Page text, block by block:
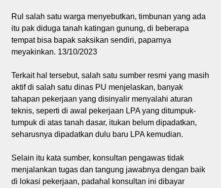
Rul salah satu warga menyebutkan, timbunan yang ada
itu pak diduga tanah katingan gunung, di beberapa
tempat bisa bapak saksikan sendiri, paparnya
meyakinkan. 13/10/2023
Terkait hal tersebut, salah satu sumber resmi yang masih
aktif di salah satu dinas PU menjelaskan, banyak
tahapan pekerjaan yang disinyalir menyalahi aturan
teknis, seperti di awal pekerjaan LPA yang ditumpuk-
tumpuk di atas tanah dasar, itukan belum dipadatkan,
seharusnya dipadatkan dulu baru LPA kemudian.
Selain itu kata sumber, konsultan pengawas tidak
menjalankan tugas dan tangung jawabnya dengan baik
di lokasi pekerjaan, padahal konsultan ini dibayar